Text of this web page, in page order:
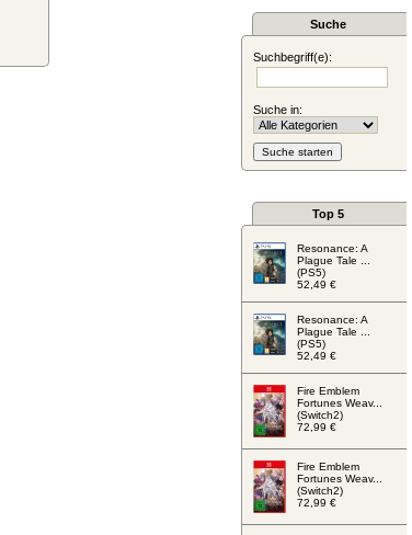
Suche
Suchbegriff(e):
Suche in:
Top 5
Resonance: A
Plague Tale ...
(PS5)
52,49 €
Resonance: A
Plague Tale ...
(PS5)
52,49 €
Fire Emblem
Fortunes Weav...
(Switch2)
72,99 €
Fire Emblem
Fortunes Weav...
(Switch2)
72,99 €